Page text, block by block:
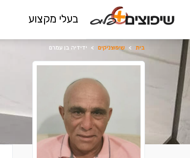
בעלי מקצוע
בית > שיפוצניקים > ידידיה בן עמרם